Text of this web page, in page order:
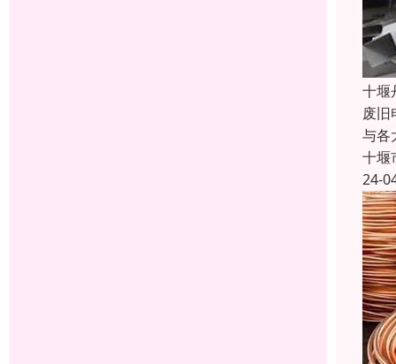
十堰
废旧
与各
十堰
24-